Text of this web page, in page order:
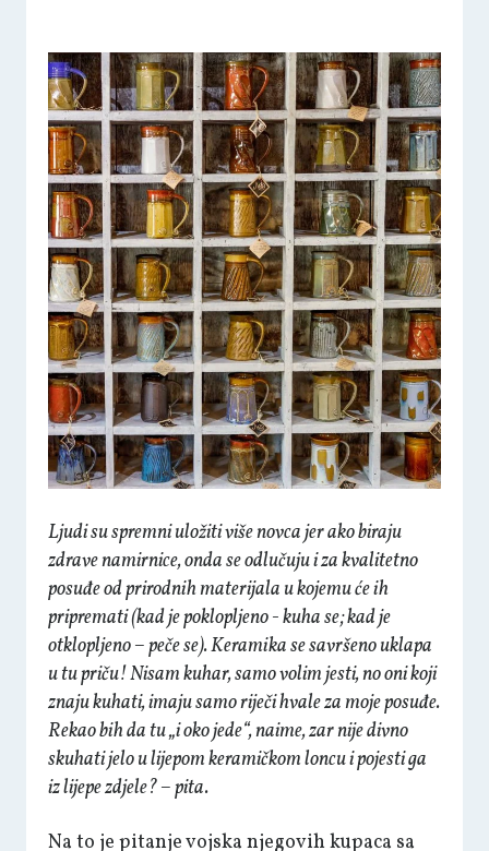
Ljudi su spremni uložiti više novca jer ako biraju
zdrave namirnice, onda se odlučuju i za kvalitetno
posuđe od prirodnih materijala u kojemu će ih
pripremati (kad je poklopljeno - kuha se; kad je
otklopljeno – peče se). Keramika se savršeno uklapa
u tu priču! Nisam kuhar, samo volim jesti, no oni koji
znaju kuhati, imaju samo riječi hvale za moje posuđe.
Rekao bih da tu „i oko jede“, naime, zar nije divno
skuhati jelo u lijepom keramičkom loncu i pojesti ga
iz lijepe zdjele? – pita.
Na to je pitanje vojska njegovih kupaca sa